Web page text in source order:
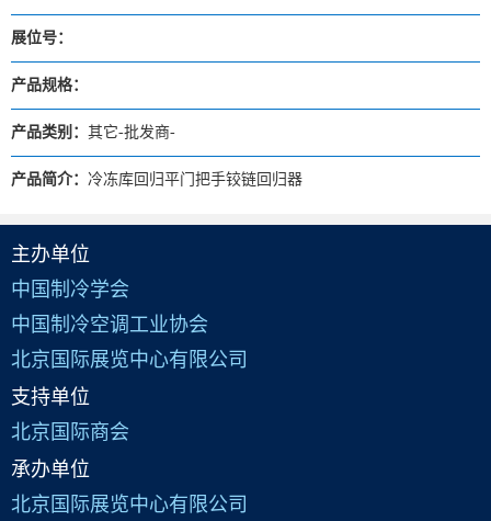
展位号：
产品规格：
产品类别： 其它-批发商-
产品简介： 冷冻库回归平门把手铰链回归器
主办单位
中国制冷学会
中国制冷空调工业协会
北京国际展览中心有限公司
支持单位
北京国际商会
承办单位
北京国际展览中心有限公司